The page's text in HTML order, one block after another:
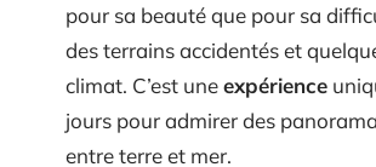
pour sa beauté que pour sa
des terrains accidentés et
climat. C’est uneexpérience
jours pour admirer des
entre terre et mer.